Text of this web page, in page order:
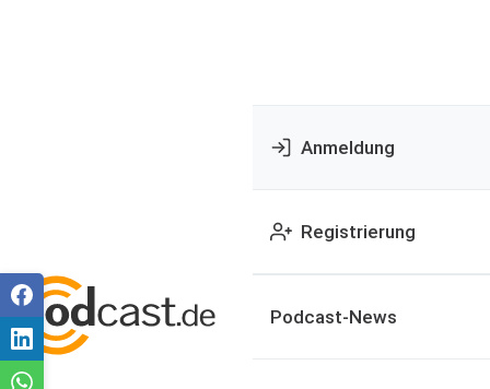
Anmeldung
Registrierung
Podcast-News